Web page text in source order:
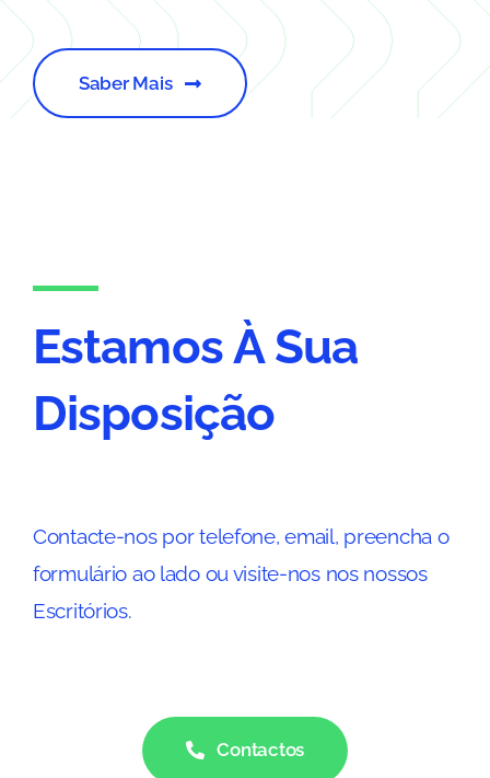
Saber Mais
Estamos À Sua
Disposição
Contacte-nos por telefone, email, preencha o
formulário ao lado ou visite-nos nos nossos
Escritórios.
Contactos